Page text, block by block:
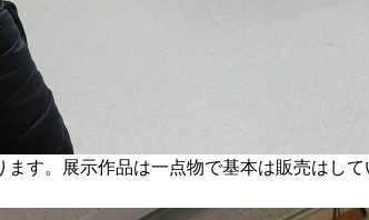
ます。展示作品は一点物で基本は販売は